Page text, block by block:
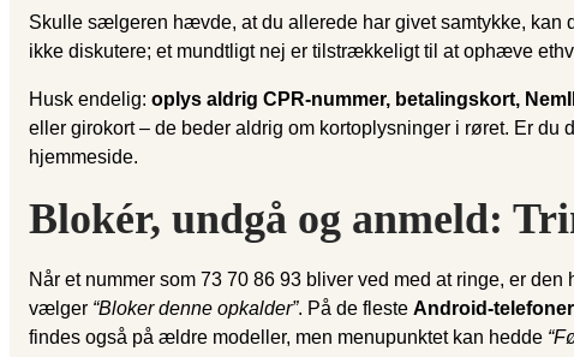
Skulle sælgeren hævde, at du allerede har givet samtykke, kan
ikke diskutere; et mundtligt nej er tilstrækkeligt til at ophæve
Husk endelig: oplys aldrig CPR-nummer, betalingskort,
eller girokort – de beder aldrig om kortoplysninger i røret. Er
hjemmeside.
Blokér, undgå og anmeld:
Når et nummer som 73 70 86 93 bliver ved med at ringe, er
vælger “Bloker denne opkalder”. På de fleste Android-telefoner
findes også på ældre modeller, men menupunktet kan hedde